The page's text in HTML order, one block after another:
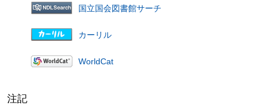
国立国会図書館サーチ
カーリル
WorldCat
注記